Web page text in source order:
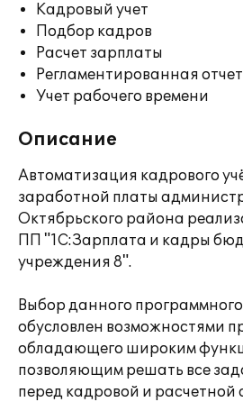
Кадровый учет
Подбор кадров
Расчет зарплаты
Регламентированная
Учет рабочего времени
Описание
Автоматизация кадрового
заработной платы
Октябрьского района
ПП "1С:Зарплата и кадры
учреждения 8".
Выбор данного
обусловлен возможностями
обладающего широким
позволяющим решать все
перед кадровой и расчетной